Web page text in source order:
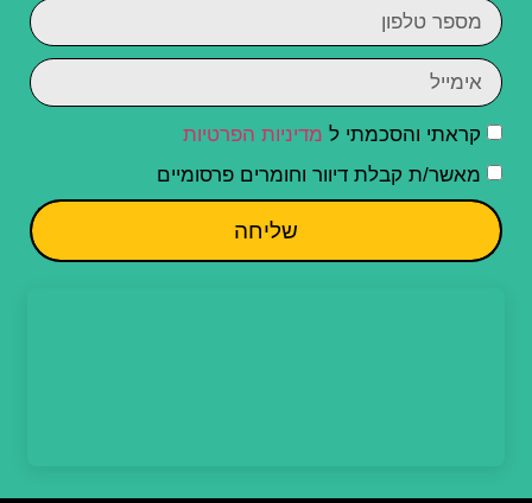
קראתי והסכמתי ל מדיניות הפרטיות
מאשר/ת קבלת דיוור וחומרים פרסומיים
שליחה